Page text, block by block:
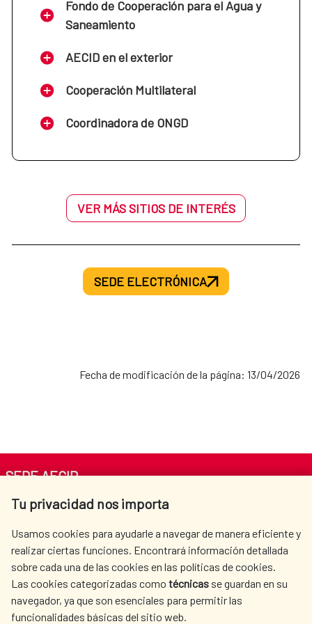
Fondo de Cooperación para el Agua y
Saneamiento
AECID en el exterior
Cooperación Multilateral
Coordinadora de ONGD
VER MÁS SITIOS DE INTERÉS
SEDE ELECTRÓNICA
Fecha de modificación de la página: 13/04/2026
Tu privacidad nos importa
Usamos cookies para ayudarle a navegar de manera eficiente y
realizar ciertas funciones. Encontrará información detallada
sobre cada una de las cookies en las políticas de cookies.
Las cookies categorizadas como técnicas se guardan en su
navegador, ya que son esenciales para permitir las
funcionalidades básicas del sitio web.
SEDE AECID
Av. Reyes Católicos 4 - 28040 Madrid
centro.informacion@aecid.es
LA AECID
DÓNDE COOPERAMOS
ACCIÓN HUMANITARIA
SALA DE PRENSA